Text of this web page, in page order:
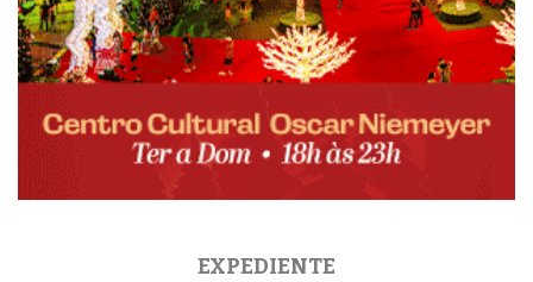
EXPEDIENTE